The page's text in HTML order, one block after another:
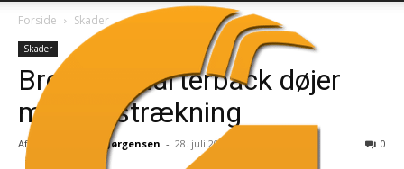
Forside Skader
Skader
Browns-quarterback døjer
med forstrækning
Af Nicholas Isak Jørgensen - 28. juli 2025 0